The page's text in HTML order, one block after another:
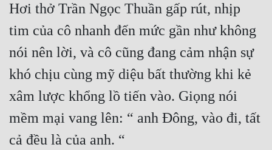
Hơi thở Trần Ngọc Thuần gấp rút, nhịp
tim của cô nhanh đến mức gần như không
nói nên lời, và cô cũng đang cảm nhận sự
khó chịu cùng mỹ diệu bất thường khi kẻ
xâm lược khổng lồ tiến vào. Giọng nói
mềm mại vang lên: “ anh Đông, vào đi, tất